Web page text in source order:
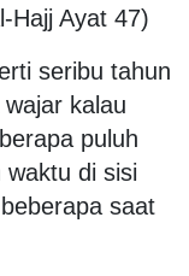
Hajj Ayat 47)
seribu tahun
kalau
puluh
waktu di sisi
saat